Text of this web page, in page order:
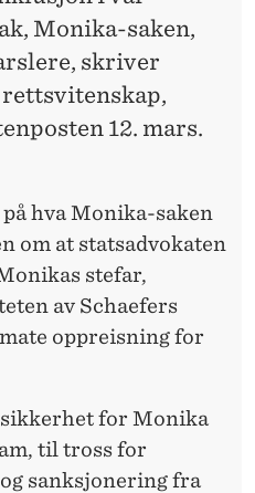
Monika-saken,
skriver
12. mars.
hva Monika-saken
om at statsadvokaten
stefar,
av Schaefers
oppreisning for
for Monika
til tross for
sanksjonering fra